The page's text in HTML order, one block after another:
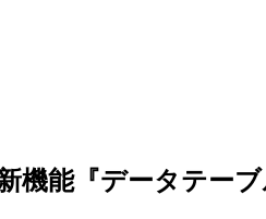
機能『データテー